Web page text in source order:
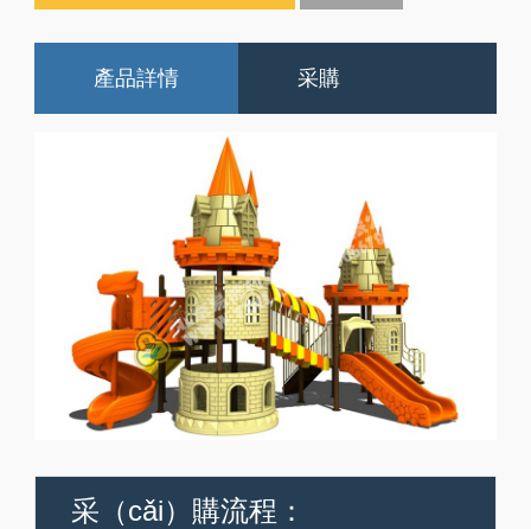
產品詳情 采購
采（cǎi）購流程：